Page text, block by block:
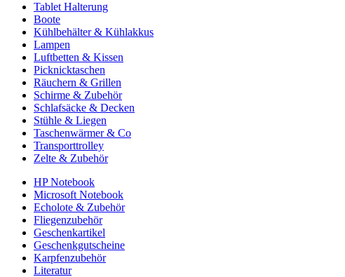
Tablet Halterung
Boote
Kühlbehälter & Kühlakkus
Lampen
Luftbetten & Kissen
Picknicktaschen
Räuchern & Grillen
Schirme & Zubehör
Schlafsäcke & Decken
Stühle & Liegen
Taschenwärmer & Co
Transporttrolley
Zelte & Zubehör
HP Notebook
Microsoft Notebook
Echolote & Zubehör
Fliegenzubehör
Geschenkartikel
Geschenkgutscheine
Karpfenzubehör
Literatur